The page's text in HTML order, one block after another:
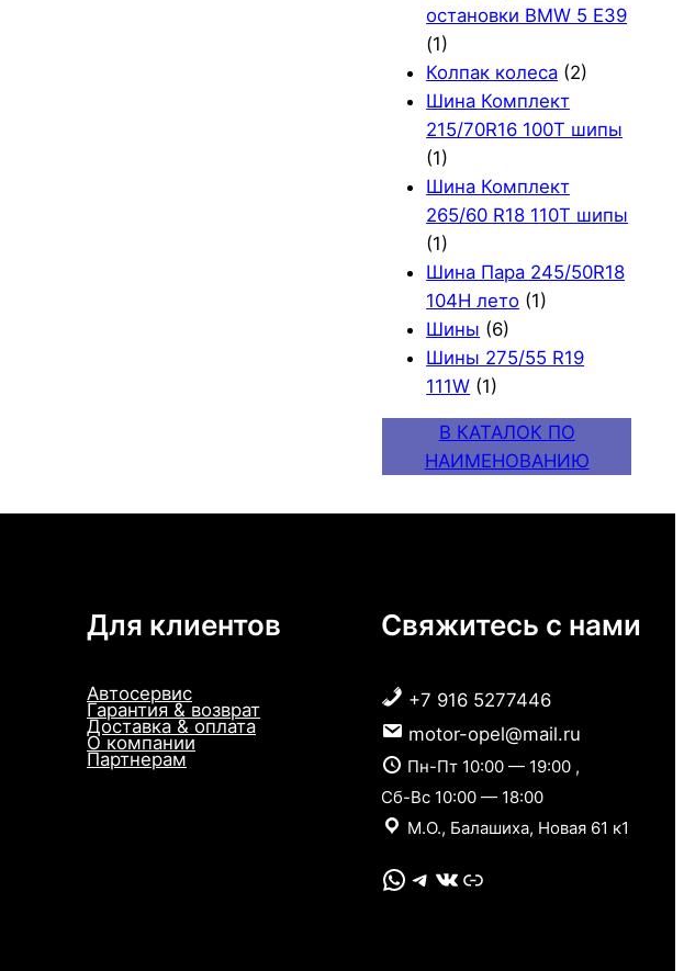
остановки BMW 5 E39
(1)
Колпак колеса (2)
Шина Комплект
215/70R16 100T шипы
(1)
Шина Комплект
265/60 R18 110T шипы
(1)
Шина Пара 245/50R18
104H лето (1)
Шины (6)
Шины 275/55 R19
111W (1)
В КАТАЛОК ПО
НАИМЕНОВАНИЮ
Для клиентов
Автосервис
Гарантия & возврат
Доставка & оплата
О компании
Партнерам
Свяжитесь с нами
+7 916 5277446
motor-opel@mail.ru
Пн-Пт 10:00 — 19:00 ,
Сб-Вс 10:00 — 18:00
М.О., Балашиха, Новая 61 к1
WhatsApp Telegram VK Link